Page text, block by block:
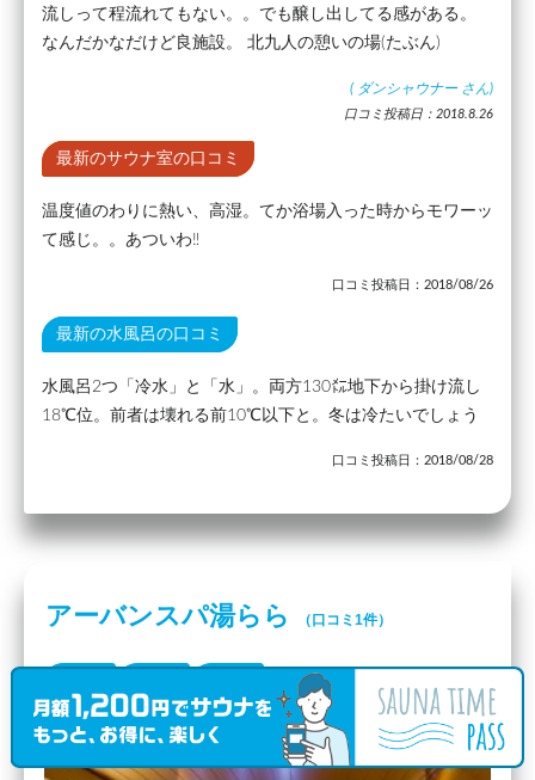
流しって程流れてもない。。でも醸し出してる感がある。
なんだかなだけど良施設。 北九人の憩いの場(たぶん)
( ダンシャウナー さん)
口コミ投稿日：2018.8.26
最新のサウナ室の口コミ
温度値のわりに熱い、高湿。てか浴場入った時からモワーッ
て感じ。。あついわ‼
口コミ投稿日：2018/08/26
最新の水風呂の口コミ
水風呂2つ「冷水」と「水」。両方130㍍地下から掛け流し
18℃位。前者は壊れる前10℃以下と。冬は冷たいでしょう
口コミ投稿日：2018/08/28
アーバンスパ湯らら （口コミ1件）
〒812-0018 福岡県福岡市博多区住吉３丁目３−５−５ レジデンス住吉